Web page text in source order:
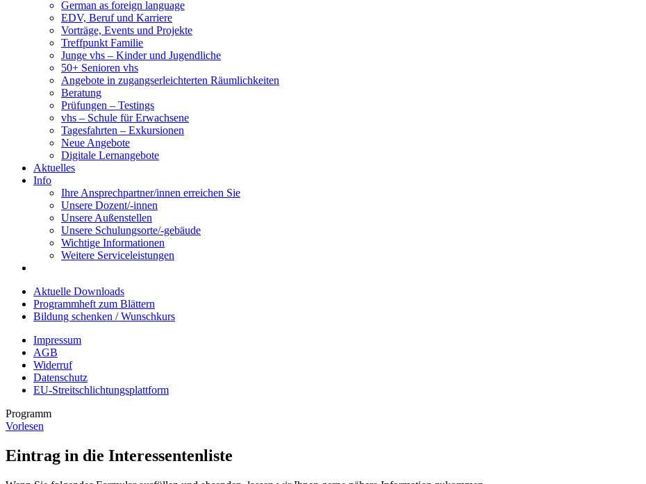
German as foreign language
EDV, Beruf und Karriere
Vorträge, Events und Projekte
Treffpunkt Familie
Junge vhs – Kinder und Jugendliche
50+ Senioren vhs
Angebote in zugangserleichterten Räumlichkeiten
Beratung
Prüfungen – Testings
vhs – Schule für Erwachsene
Tagesfahrten – Exkursionen
Neue Angebote
Digitale Lernangebote
Aktuelles
Info
Ihre Ansprechpartner/innen erreichen Sie
Unsere Dozent/-innen
Unsere Außenstellen
Unsere Schulungsorte/-gebäude
Wichtige Informationen
Weitere Serviceleistungen
Aktuelle Downloads
Programmheft zum Blättern
Bildung schenken / Wunschkurs
Impressum
AGB
Widerruf
Datenschutz
EU-Streitschlichtungsplattform
Programm
Vorlesen
Eintrag in die Interessentenliste